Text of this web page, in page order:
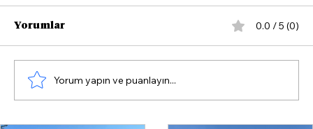
Yorumlar 0.0 / 5 (0)
Yorum yapın ve puanlayın...